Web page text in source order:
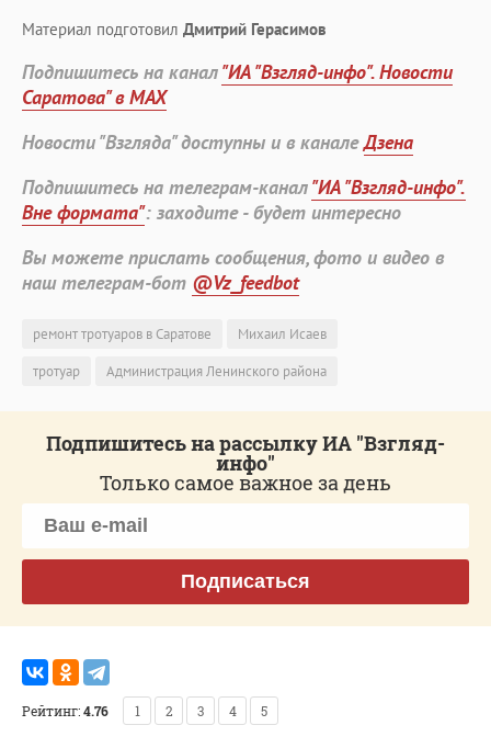
Материал подготовил Дмитрий Герасимов
Подпишитесь на канал"ИА "Взгляд-инфо". Новости
Саратова" в MAX
Новости "Взгляда" доступны и в каналеДзена
Подпишитесь на телеграм-канал"ИА "Взгляд-инфо".
Вне формата": заходите - будет интересно
Вы можете прислать сообщения, фото и видео в
наш телеграм-бот @Vz_feedbot
ремонт тротуаров в Саратове
Михаил Исаев
тротуар
Администрация Ленинского района
Подпишитесь на рассылку ИА "Взгляд-
инфо"
Только самое важное за день
Подписаться
Рейтинг:4.76 1 2 3 4 5